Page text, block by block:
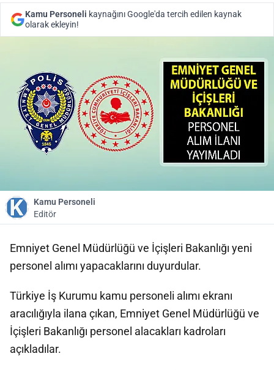
Kamu Personeli kaynağını Google'da tercih edilen kaynak
olarak ekleyin!
Kamu Personeli
Editör
Emniyet Genel Müdürlüğü ve İçişleri Bakanlığı yeni
personel alımı yapacaklarını duyurdular.
Türkiye İş Kurumu kamu personeli alımı ekranı
aracılığıyla ilana çıkan, Emniyet Genel Müdürlüğü ve
İçişleri Bakanlığı personel alacakları kadroları
açıkladılar.